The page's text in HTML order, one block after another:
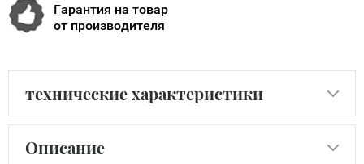
Гарантия на товар
от производителя
технические характеристики
Описание